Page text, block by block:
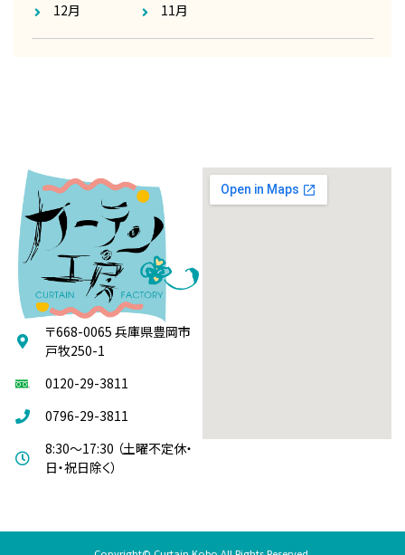
12月
11月
〒668-0065 兵庫県豊岡市
戸牧250-1
0120-29-3811
0796-29-3811
8:30～17:30 （土曜不定休・
日・祝日除く）